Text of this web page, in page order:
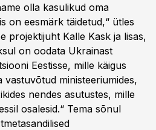
olla kasulikud oma
on eesmärk täidetud,“ ütles
projektijuht Kalle Kask ja lisas,
on oodata Ukrainast
Eestisse, mille käigus
vastuvõtud ministeeriumides,
nendes asutustes, mille
osalesid.“ Tema sõnul